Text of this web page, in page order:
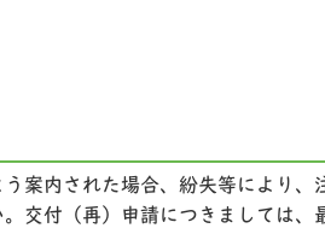
案内された場合、紛失等により、
交付（再）申請につきましては、